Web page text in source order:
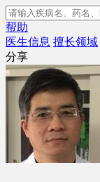
帮助
医生信息 擅长领域
分享